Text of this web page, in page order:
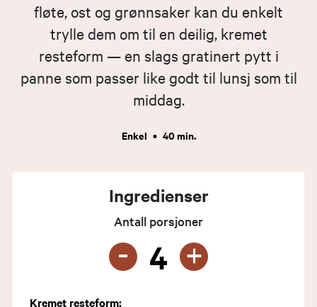
fløte, ost og grønnsaker kan du enkelt
trylle dem om til en deilig, kremet
resteform — en slags gratinert pytt i
panne som passer like godt til lunsj som til
middag.
Enkel • 40 min.
Ingredienser
Antall porsjoner
- 4 +
Kremet resteform: